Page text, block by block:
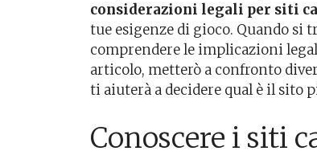
considerazioni legali per siti
tue esigenze di gioco. Quando si
comprendere le implicazioni
articolo, metterò a confronto
ti aiuterà a decidere qual è il sito
Conoscere i siti